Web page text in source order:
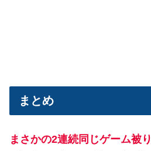
まとめ
まさかの2連続同じゲーム被り